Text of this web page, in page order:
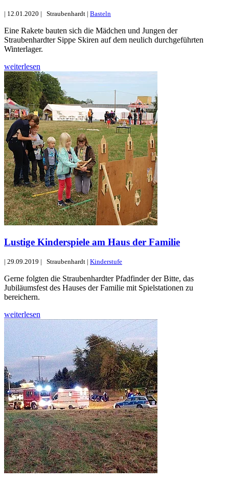
| 12.01.2020 | Straubenhardt | Basteln
Eine Rakete bauten sich die Mädchen und Jungen der
Straubenhardter Sippe Skiren auf dem neulich durchgeführten
Winterlager.
weiterlesen
Lustige Kinderspiele am Haus der Familie
| 29.09.2019 | Straubenhardt | Kinderstufe
Gerne folgten die Straubenhardter Pfadfinder der Bitte, das
Jubiläumsfest des Hauses der Familie mit Spielstationen zu
bereichern.
weiterlesen